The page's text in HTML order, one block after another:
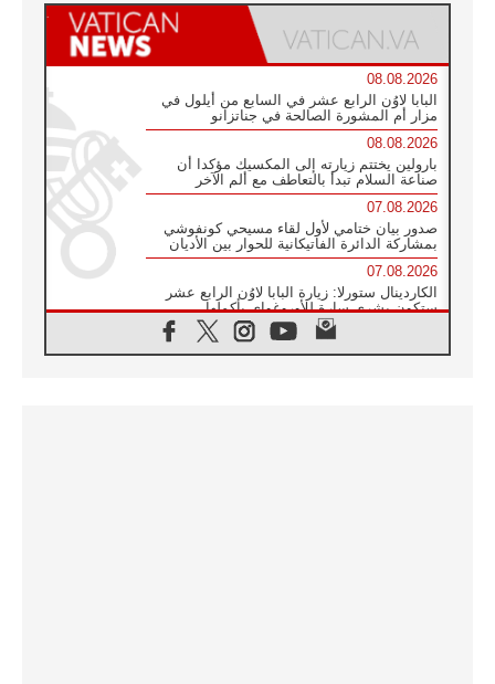
08.08.2026
البابا لاوُن الرابع عشر في السابع من أيلول في
مزار أم المشورة الصالحة في جناتزانو
08.08.2026
بارولين يختتم زيارته إلى المكسيك مؤكدا أن
صناعة السلام تبدأ بالتعاطف مع ألم الآخر
07.08.2026
صدور بيان ختامي لأول لقاء مسيحي كونفوشي
بمشاركة الدائرة الفاتيكانية للحوار بين الأديان
07.08.2026
الكاردينال ستورلا: زيارة البابا لاوُن الرابع عشر
ستكون بشرى سارة للأوروغواي بأكملها
الفاتيكان يعلن برنامج الزيارة الرسولية للبابا لاوُن